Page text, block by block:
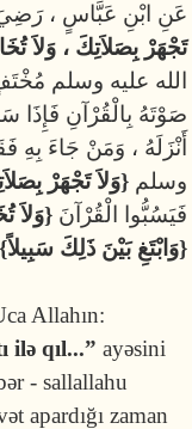
عَنِ ابْنِ عَبَّاسٍ ، رَضِيَ
تَجْهَرْ بِصَلاَتِكَ ، وَلاَ
الله عليه وسلم
صَوْتَهُ بِالْقُرْآنِ فَإِذَا
أَنْزَلَهُ ، وَمَنْ جَاءَ بِهِ
وسلم{وَلاَ تَجْهَرْ
فَيَسُبُّوا الْقُرْآنَ{وَلاَ
{وَابْتَغِ بَيْنَ ذَلِكَ
Allahın:
ilə qıl...” ayə­sini
- sallallahu
apar­dığı zaman